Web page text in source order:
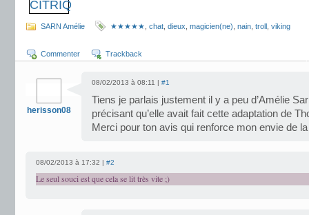
SARN Amélie ★★★★★ chat dieux magicien(ne) nain troll viking
Commenter Trackback
herisson08
08/02/2013 à 08:11 | #1
Tiens je parlais justement il y a peu d’Amélie
précisant qu’elle avait fait cette adaptation de
Merci pour ton avis qui renforce mon envie de
08/02/2013 à 17:32 | #2
Le seul souci est que cela se lit très vite ;)